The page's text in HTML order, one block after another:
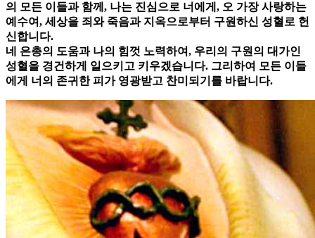
의 모든 이들과 함께, 나는 진심으로 너에게, 오 가장 사랑하는
예수여, 세상을 죄와 죽음과 지옥으로부터 구원하신 성혈로 헌
신합니다.
네 은총의 도움과 나의 힘껏 노력하여, 우리의 구원의 대가인
성혈을 경건하게 일으키고 키우겠습니다. 그리하여 모든 이들
에게 너의 존귀한 피가 영광받고 찬미되기를 바랍니다.